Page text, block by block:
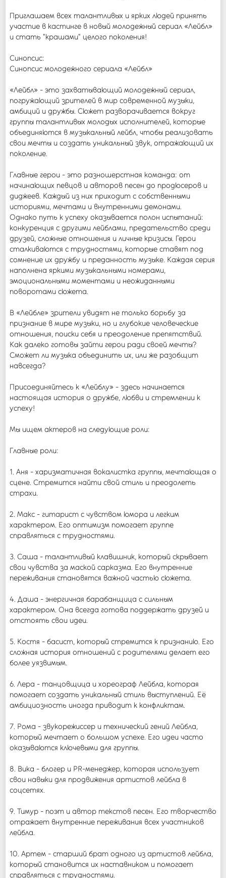
Приглашаем всех талантливых и ярких людей принять
участие в кастинге в новый молодежный сериал «Лейбл»
и стать "крашами" целого поколения!
Синопсис:
Синопсис молодежного сериала «Лейбл»
«Лейбл» - это захватывающий молодежный сериал,
погружающий зрителей в мир современной музыки,
амбиций и дружбы. Сюжет разворачивается вокруг
группы талантливых молодых исполнителей, которые
объединяются в музыкальный лейбл, чтобы реализовать
свои мечты и создать уникальный звук, отражающий их
поколение.
Главные герои - это разношерстная команда: от
начинающих певцов и авторов песен до продюсеров и
диджеев. Каждый из них приходит с собственными
историями, мечтами и внутренними демонами.
Однако путь к успеху оказывается полон испытаний:
конкуренция с другими лейблами, предательство среди
друзей, сложные отношения и личные кризисы. Герои
сталкиваются с трудностями, которые ставят под
сомнение их дружбу и преданность музыке. Каждая серия
наполнена яркими музыкальными номерами,
эмоциональными моментами и неожиданными
поворотами сюжета.
В «Лейбле» зрители увидят не только борьбу за
признание в мире музыки, но и глубокие человеческие
отношения, поиски себя и преодоление препятствий.
Как далеко готовы зайти герои ради своей мечты?
Сможет ли музыка объединить их, или же разобщит
навсегда?
Присоединяйтесь к «Лейблу» - здесь начинается
настоящая история о дружбе, любви и стремлении к
успеху!
Мы ищем актеров на следующие роли:
Главные роли:
1. Аня - харизматичная вокалистка группы, мечтающая о
сцене. Стремится найти свой стиль и преодолеть
страхи.
2. Макс - гитарист с чувством юмора и легким
характером. Его оптимизм помогает группе
справляться с трудностями.
3. Саша - талантливый клавишник, который скрывает
свои чувства за маской сарказма. Его внутренние
переживания становятся важной частью сюжета.
4. Даша - энергичная барабанщица с сильным
характером. Она всегда готова поддержать друзей и
отстоять свои идеи.
5. Костя - басист, который стремится к признанию. Его
сложная история отношений с родителями делает его
более уязвимым.
6. Лера - танцовщица и хореограф Лейбла, которая
помогает создать уникальный стиль выступлений. Её
амбициозность иногда приводит к конфликтам.
7. Рома - звукорежиссер и технический гений Лейбла,
который мечтает о большом успехе. Его идеи часто
оказываются ключевыми для группы.
8. Вика - блогер и PR-менеджер, которая использует
свои навыки для продвижения артистов лейбла в
соцсетях.
9. Тимур - поэт и автор текстов песен. Его творчество
отражает внутренние переживания всех участников
лейбла.
10. Артем - старший брат одного из артистов лейбла,
который становится их наставником и помогает
справляться с трудностями.